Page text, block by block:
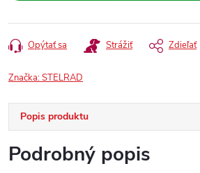
Opýtať sa Strážiť Zdieľať
Značka:STELRAD
Popis produktu
Podrobný popis